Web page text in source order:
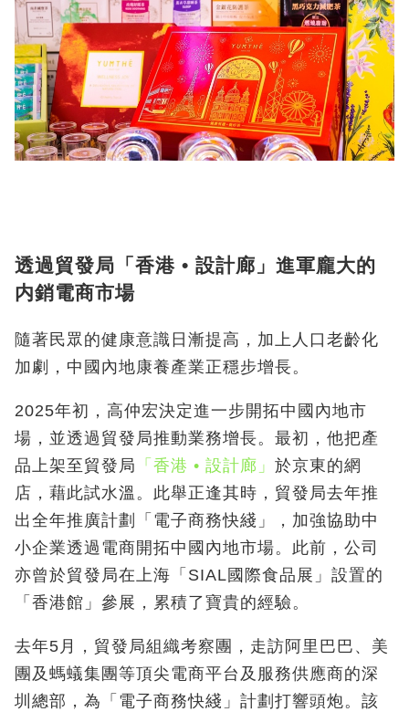
透過貿發局「香港 • 設計廊」進軍龐大的
内銷電商市場
隨著民眾的健康意識日漸提高，加上人口老齡化
加劇，中國內地康養產業正穩步增長。
2025年初，高仲宏決定進一步開拓中國內地市
場，並透過貿發局推動業務增長。最初，他把產
品上架至貿發局 「香港 • 設計廊」 於京東的網
店，藉此試水溫。此舉正逢其時，貿發局去年推
出全年推廣計劃「電子商務快綫」，加強協助中
小企業透過電商開拓中國內地市場。此前，公司
亦曾於貿發局在上海「SIAL國際食品展」設置的
「香港館」參展，累積了寶貴的經驗。
去年5月，貿發局組織考察團，走訪阿里巴巴、美
團及螞蟻集團等頂尖電商平台及服務供應商的深
圳總部，為「電子商務快綫」計劃打響頭炮。該